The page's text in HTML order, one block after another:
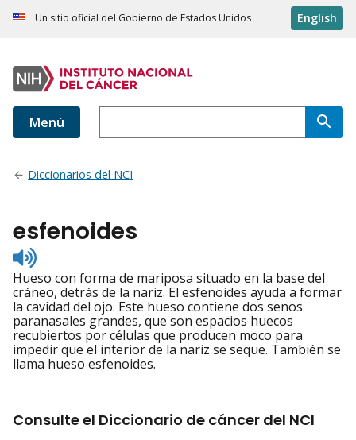
Un sitio oficial del Gobierno de Estados Unidos English
Menú
Diccionarios del NCI
esfenoides
Listen
to
pronunciation
Hueso con forma de mariposa situado en la base del
cráneo, detrás de la nariz. El esfenoides ayuda a formar
la cavidad del ojo. Este hueso contiene dos senos
paranasales grandes, que son espacios huecos
recubiertos por células que producen moco para
impedir que el interior de la nariz se seque. También se
llama hueso esfenoides.
Consulte el Diccionario de cáncer del NCI